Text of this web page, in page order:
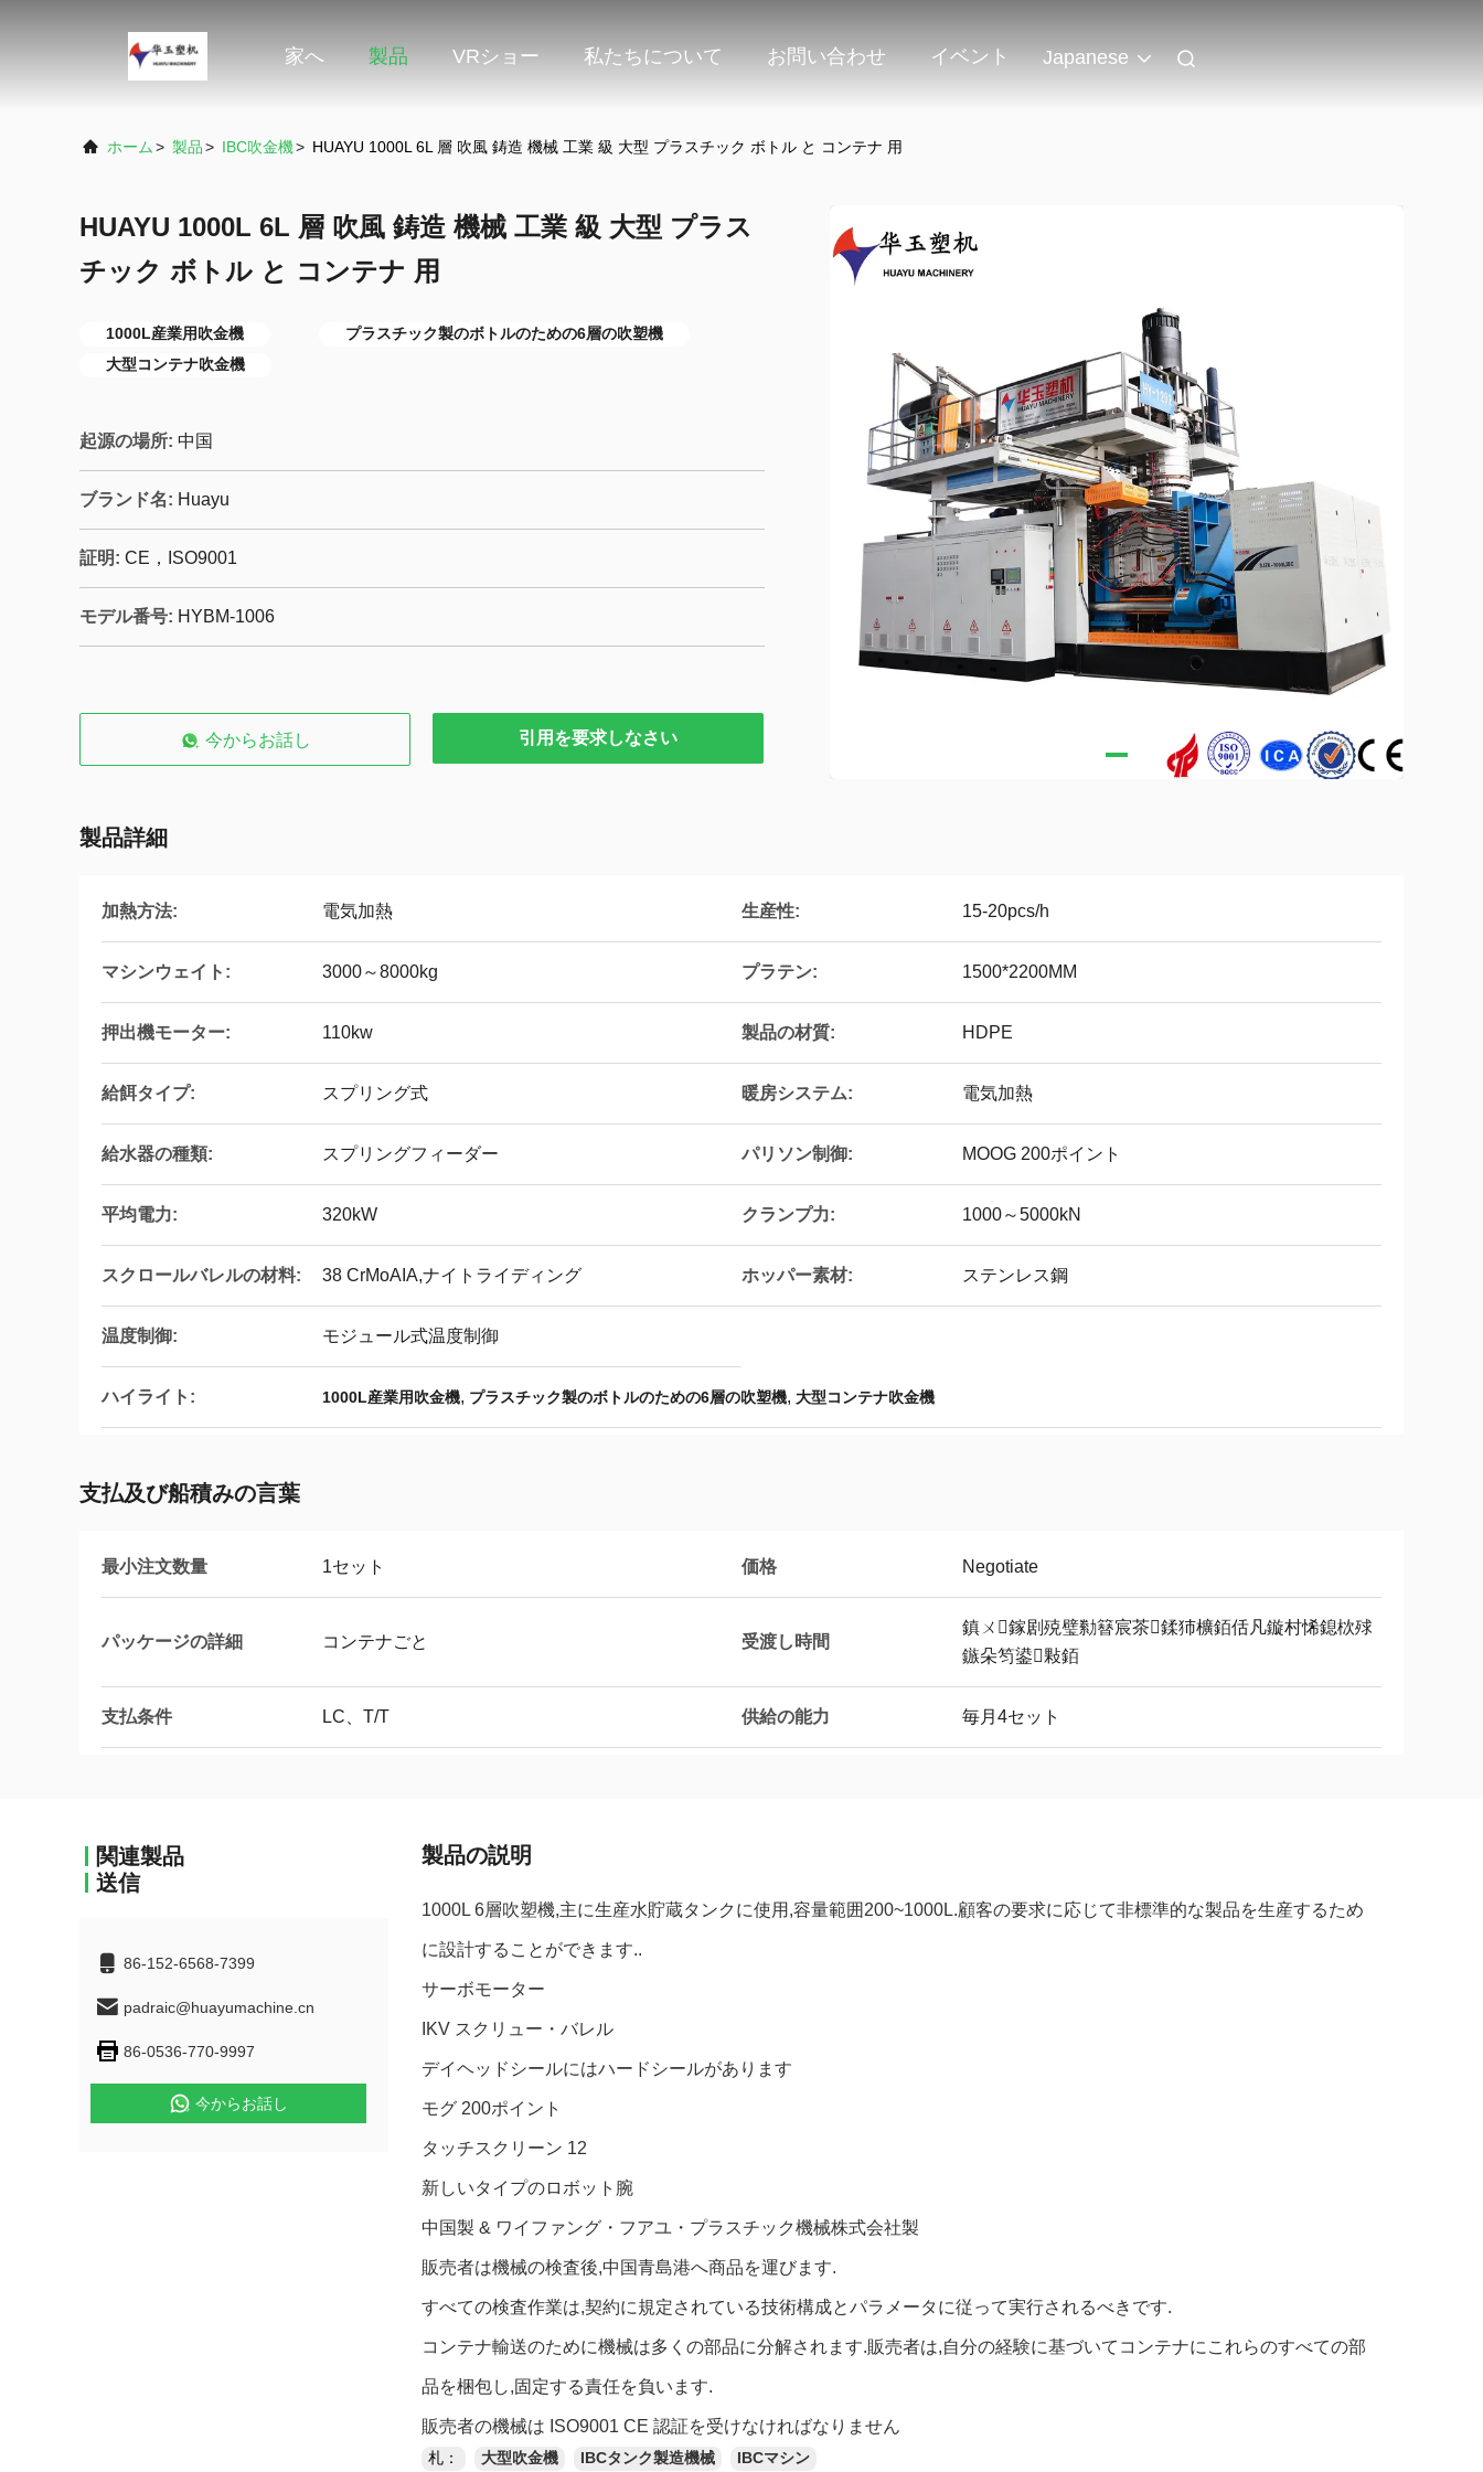
家へ 製品 VRショー 私たちについて お問い合わせ イベント Japanese
ホーム > 製品> IBC吹金機> HUAYU 1000L 6L 層 吹風 鋳造 機械 工業 級 大型 プラスチック ボトル と コンテナ 用
HUAYU 1000L 6L 層 吹風 鋳造 機械 工業 級 大型 プラス
チック ボトル と コンテナ 用
1000L産業用吹金機
プラスチック製のボトルのための6層の吹塑機
大型コンテナ吹金機
起源の場所: 中国
ブランド名: Huayu
証明: CE，ISO9001
モデル番号: HYBM-1006
今からお話し 引用を要求しなさい
製品詳細
加熱方法: 電気加熱 生産性: 15-20pcs/h
マシンウェイト: 3000～8000kg プラテン: 1500*2200MM
押出機モーター: 110kw 製品の材質: HDPE
給餌タイプ: スプリング式 暖房システム: 電気加熱
給水器の種類: スプリングフィーダー パリソン制御: MOOG 200ポイント
平均電力: 320kW クランプ力: 1000～5000kN
スクロールバレルの材料: 38 CrMoAIA,ナイトライディング ホッパー素材: ステンレス鋼
温度制御: モジュール式温度制御
ハイライト: 1000L産業用吹金機, プラスチック製のボトルのための6層の吹塑機, 大型コンテナ吹金機
支払及び船積みの言葉
最小注文数量 1セット 価格 Negotiate
パッケージの詳細 コンテナごと 受渡し時間
鎮ㄨ鎵剧殑璧勬簮宸茶鍒犻櫎銆佸凡鏇村悕鎴栨殏
鏃朵笉鍙敤銆
支払条件 LC、T/T 供給の能力 毎月4セット
関連製品
送信
86-152-6568-7399
padraic@huayumachine.cn
86-0536-770-9997
今からお話し
製品の説明
1000L 6層吹塑機,主に生産水貯蔵タンクに使用,容量範囲200~1000L.顧客の要求に応じて非標準的な製品を生産するため
に設計することができます..
サーボモーター
IKV スクリュー・バレル
デイヘッドシールにはハードシールがあります
モグ 200ポイント
タッチスクリーン 12
新しいタイプのロボット腕
中国製 & ワイファング・フアユ・プラスチック機械株式会社製
販売者は機械の検査後,中国青島港へ商品を運びます.
すべての検査作業は,契約に規定されている技術構成とパラメータに従って実行されるべきです.
コンテナ輸送のために機械は多くの部品に分解されます.販売者は,自分の経験に基づいてコンテナにこれらのすべての部
品を梱包し,固定する責任を負います.
販売者の機械は ISO9001 CE 認証を受けなければなりません
札： 大型吹金機 IBCタンク製造機械 IBCマシン